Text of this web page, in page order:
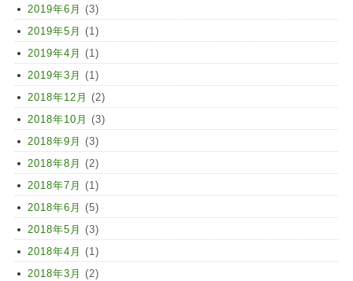
2019年6月 (3)
2019年5月 (1)
2019年4月 (1)
2019年3月 (1)
2018年12月 (2)
2018年10月 (3)
2018年9月 (3)
2018年8月 (2)
2018年7月 (1)
2018年6月 (5)
2018年5月 (3)
2018年4月 (1)
2018年3月 (2)